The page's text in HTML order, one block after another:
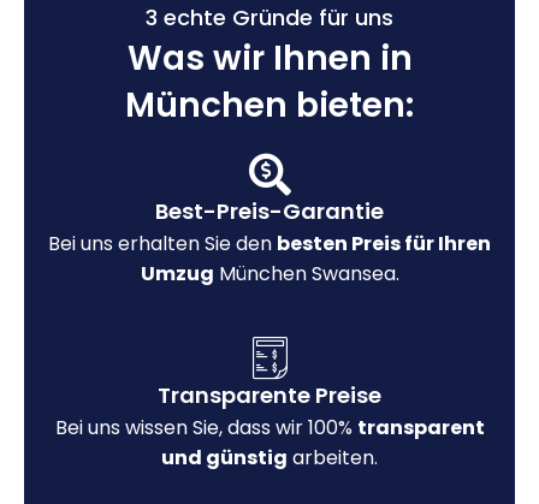
3 echte Gründe für uns
Was wir Ihnen in
München bieten:
Best-Preis-Garantie
Bei uns erhalten Sie den besten Preis für Ihren
Umzug München Swansea.
Transparente Preise
Bei uns wissen Sie, dass wir 100% transparent
und günstig arbeiten.